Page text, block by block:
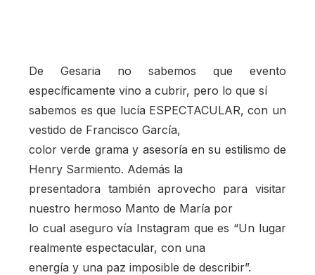
De Gesaria no sabemos que evento
específicamente vino a cubrir, pero lo que sí
sabemos es que lucía ESPECTACULAR, con un
vestido de Francisco García,
color verde grama y asesoría en su estilismo de
Henry Sarmiento. Además la
presentadora también aprovecho para visitar
nuestro hermoso Manto de María por
lo cual aseguro vía Instagram que es “Un lugar
realmente espectacular, con una
energía y una paz imposible de describir”.